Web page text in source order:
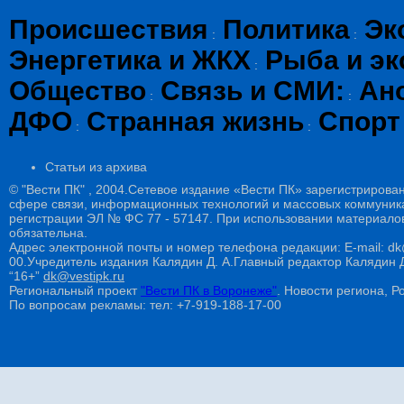
Происшествия : Политика :
Энергетика и ЖКХ :
Рыба и
Общество : Связь и СМИ: :
ДФО : Странная жизнь : Спорт
Статьи из архива
© "Вести ПК" , 2004.Сетевое издание «Вести ПК»
сфере связи, информационных технологий и массовых
регистрации ЭЛ № ФС 77 - 57147. При использовании
обязательна.
Адрес электронной почты и номер телефона редакции: E-mail:
00.Учредитель издания Калядин Д. А.Главный редактор
“16+” dk@vestipk.ru
Региональный проект"Вести ПК в Воронеже" . Новости региона,
По вопросам рекламы: тел: +7-919-188-17-00